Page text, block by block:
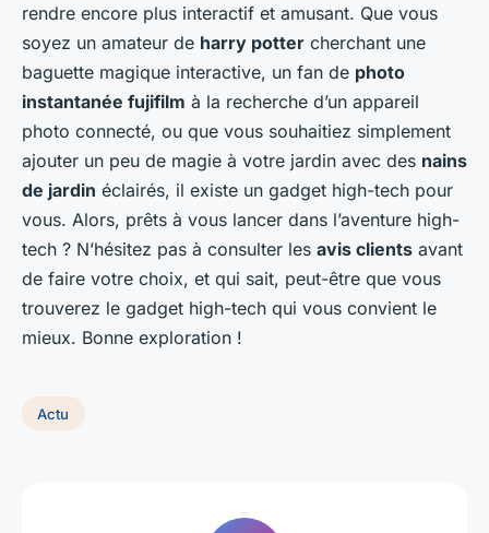
rendre encore plus interactif et amusant. Que vous
soyez un amateur de harry potter cherchant une
baguette magique interactive, un fan de photo
instantanée fujifilm à la recherche d’un appareil
photo connecté, ou que vous souhaitiez simplement
ajouter un peu de magie à votre jardin avec des nains
de jardin éclairés, il existe un gadget high-tech pour
vous. Alors, prêts à vous lancer dans l’aventure high-
tech ? N’hésitez pas à consulter les avis clients avant
de faire votre choix, et qui sait, peut-être que vous
trouverez le gadget high-tech qui vous convient le
mieux. Bonne exploration !
Actu